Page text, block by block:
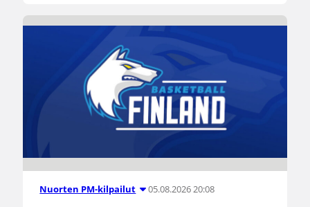
Nuorten PM-kilpailut 05.08.2026 20:08